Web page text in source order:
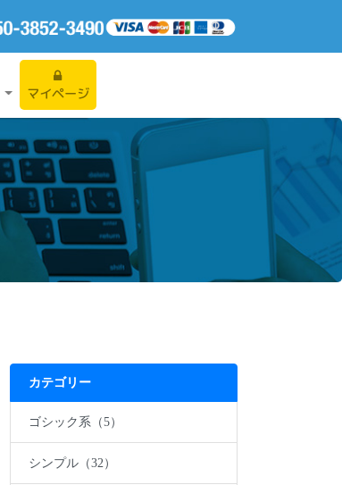
マイページ
カテゴリー
ゴシック系（5）
シンプル（32）